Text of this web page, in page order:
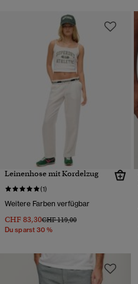
Leinenhose mit Kordelzug
(1)
Weitere Farben verfügbar
CHF 83,30Preis wurde reduziert von
CHF 119,00bis
Du sparst 30 %